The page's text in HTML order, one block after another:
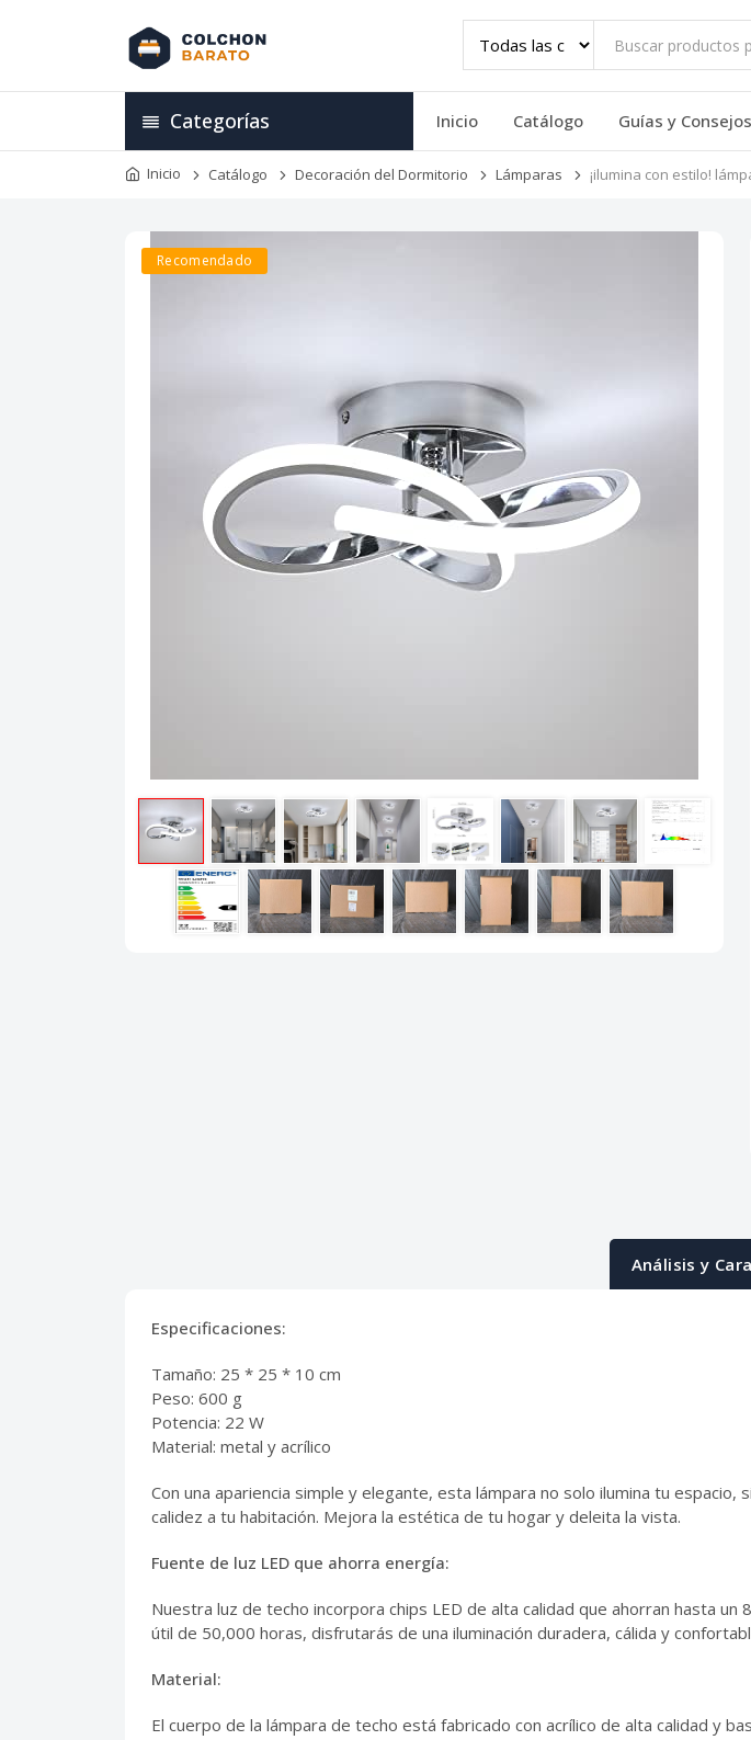
Categorías Inicio Catálogo Guías y Consejos
Inicio Catálogo Decoración del Dormitorio Lámparas ¡ilumina con estilo!
Recomendado
Análisis y
Especificaciones:
Tamaño: 25 * 25 * 10 cm
Peso: 600 g
Potencia: 22 W
Material: metal y acrílico
Con una apariencia simple y elegante, esta lámpara no solo ilumina tu
calidez a tu habitación. Mejora la estética de tu hogar y deleita la vista.
Fuente de luz LED que ahorra energía:
Nuestra luz de techo incorpora chips LED de alta calidad que ahorran hasta
útil de 50,000 horas, disfrutarás de una iluminación duradera, cálida y
Material:
El cuerpo de la lámpara de techo está fabricado con acrílico de alta calidad y